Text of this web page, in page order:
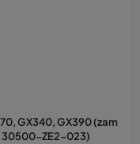
GX340, GX390 (zam
30500-ZE2-023)